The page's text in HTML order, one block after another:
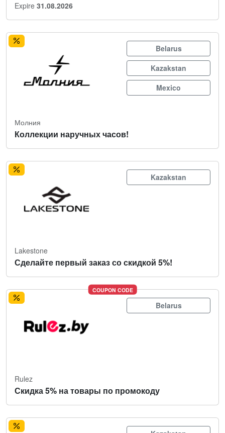
Expire 31.08.2026
Belarus
Kazakstan
Mexico
Молния
Коллекции наручных часов!
Kazakstan
Lakestone
Сделайте первый заказ со скидкой 5%!
COUPON CODE
Belarus
Rulez
Скидка 5% на товары по промокоду